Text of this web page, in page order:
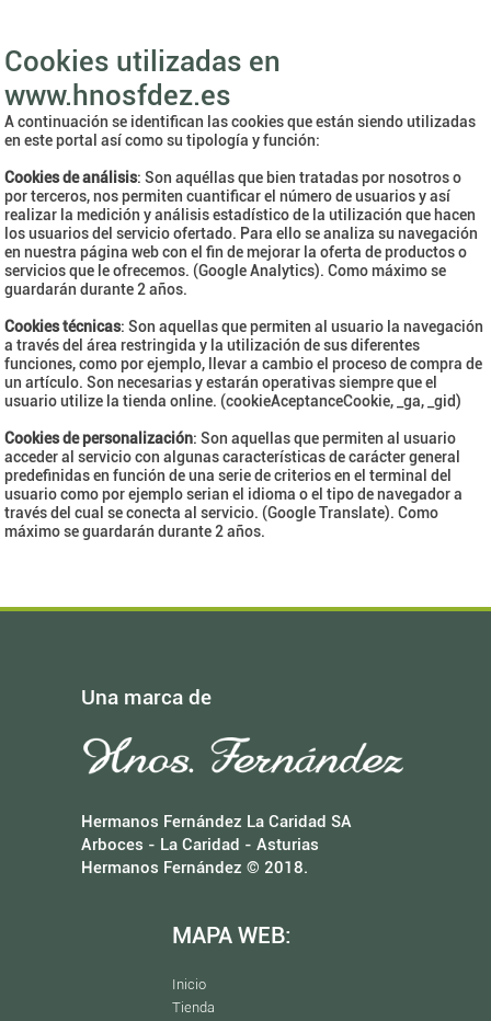
Cookies utilizadas en
www.hnosfdez.es
A continuación se identifican las cookies que están siendo utilizadas
en este portal así como su tipología y función:
Cookies de análisis: Son aquéllas que bien tratadas por nosotros o
por terceros, nos permiten cuantificar el número de usuarios y así
realizar la medición y análisis estadístico de la utilización que hacen
los usuarios del servicio ofertado. Para ello se analiza su navegación
en nuestra página web con el fin de mejorar la oferta de productos o
servicios que le ofrecemos. (Google Analytics). Como máximo se
guardarán durante 2 años.
Cookies técnicas: Son aquellas que permiten al usuario la navegación
a través del área restringida y la utilización de sus diferentes
funciones, como por ejemplo, llevar a cambio el proceso de compra de
un artículo. Son necesarias y estarán operativas siempre que el
usuario utilize la tienda online. (cookieAceptanceCookie, _ga, _gid)
Cookies de personalización: Son aquellas que permiten al usuario
acceder al servicio con algunas características de carácter general
predefinidas en función de una serie de criterios en el terminal del
usuario como por ejemplo serian el idioma o el tipo de navegador a
través del cual se conecta al servicio. (Google Translate). Como
máximo se guardarán durante 2 años.
Una marca de
Hermanos Fernández La Caridad SA
Arboces - La Caridad - Asturias
Hermanos Fernández © 2018.
MAPA WEB:
Inicio
Tienda